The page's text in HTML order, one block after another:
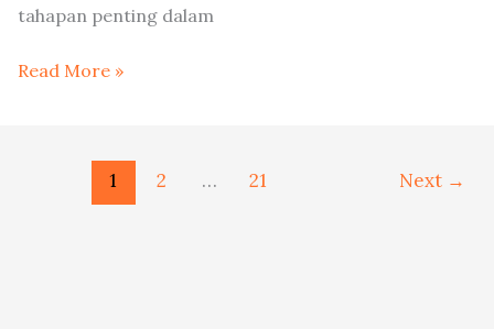
tahapan penting dalam
Read More »
1 2 … 21 Next →